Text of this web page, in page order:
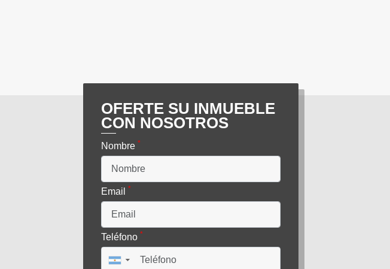
OFERTE SU INMUEBLE
CON NOSOTROS
Nombre *
Email *
Teléfono *
▼